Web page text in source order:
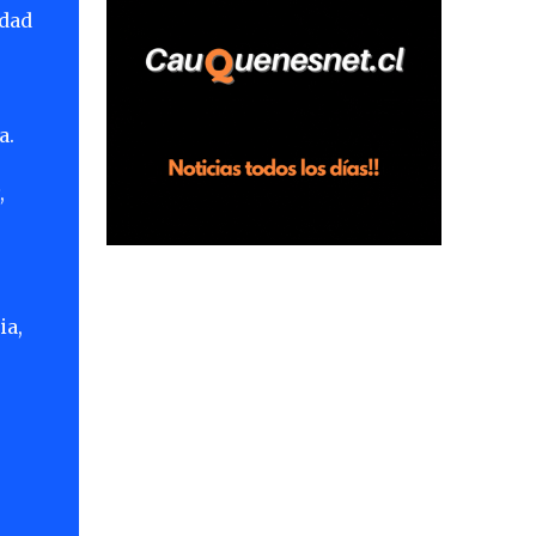
en el sector Dollimbuta, comuna de
Pelluhue. Allí, mientras se encontraba junto
plantación de frutillas, habría sostenido una